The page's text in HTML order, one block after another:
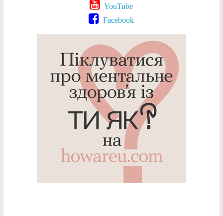
YouTube
Facebook